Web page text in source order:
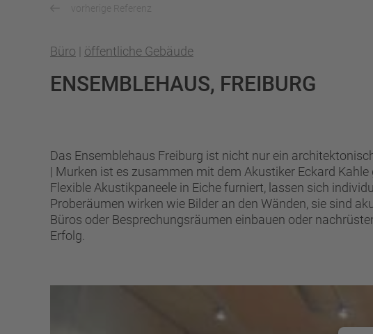
vorherige Referenz
Büro öffentliche Gebäude
ENSEMBLEHAUS, FREIBURG
Das Ensemblehaus Freiburg ist nicht nur ein
| Murken ist es zusammen mit dem Akustiker Eckard Kahle
Flexible Akustikpaneele in Eiche furniert, lassen sich
Proberäumen wirken wie Bilder an den Wänden, sie sind
Büros oder Besprechungsräumen einbauen oder
Erfolg.